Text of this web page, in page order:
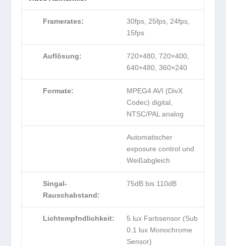
Framerates:
30fps, 25fps, 24fps,
15fps
Auflösung:
720×480, 720×400,
640×480, 360×240
Formate:
MPEG4 AVI (DivX
Codec) digital,
NTSC/PAL analog
Automatischer
exposure control und
Weißabgleich
Singal-
Rauschabstand:
75dB bis 110dB
Lichtempfndlichkeit:
5 lux Farbsensor (Sub
0.1 lux Monochrome
Sensor)